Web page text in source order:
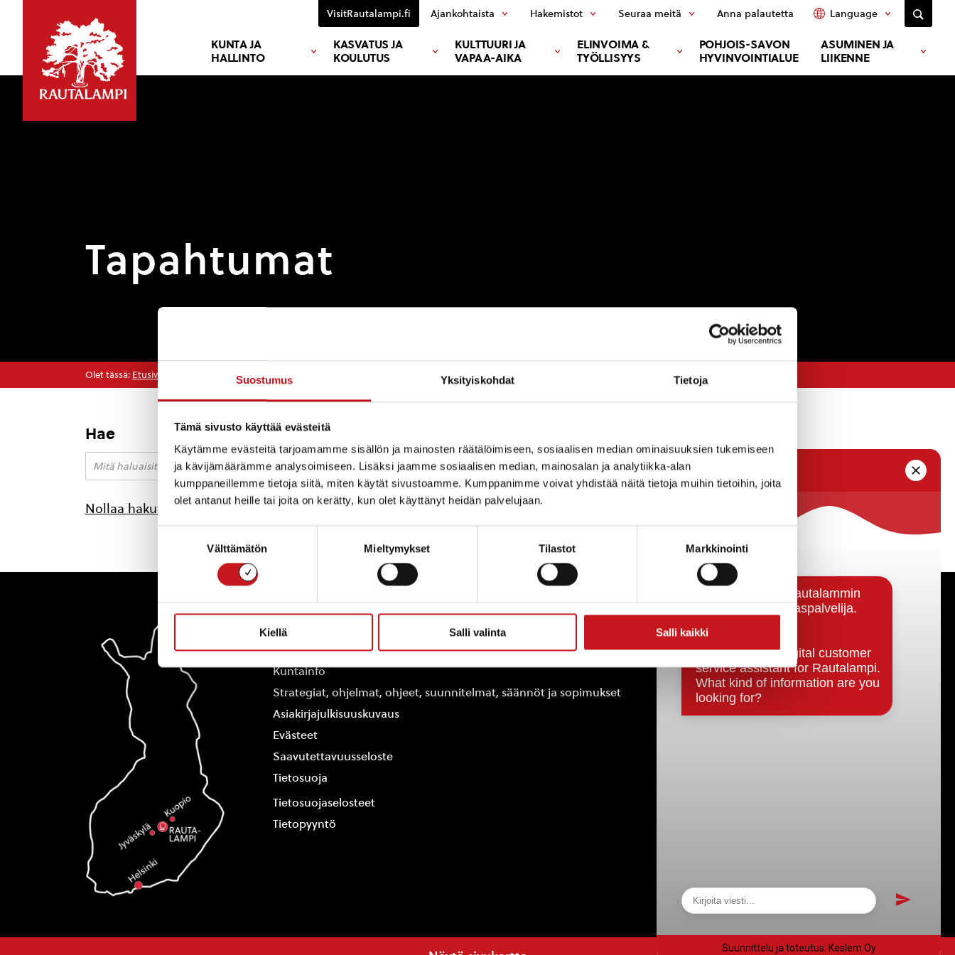
Suostumus Yksityiskohdat Tietoja
Tämä sivusto käyttää evästeitä
Käytämme evästeitä tarjoamamme sisällön ja mainosten räätälöimiseen, sosiaalisen median ominaisuuksien tukemiseen
ja kävijämäärämme analysoimiseen. Lisäksi jaamme sosiaalisen median, mainosalan ja analytiikka-alan
kumppaneillemme tietoja siitä, miten käytät sivustoamme. Kumppanimme voivat yhdistää näitä tietoja muihin tietoihin, joita
olet antanut heille tai joita on kerätty, kun olet käyttänyt heidän palvelujaan.
Välttämätön Mieltymykset Tilastot Markkinointi
Kiellä Salli valinta Salli kaikki
KUNTA JA
HALLINTO
KASVATUS JA
KOULUTUS
KULTTUURI JA
VAPAA-AIKA
ELINVOIMA &
TYÖLLISYYS
POHJOIS-SAVON
HYVINVOINTIALUE
ASUMINEN JA
LIIKENNE
VisitRautalampi.fi Ajankohtaista Hakemistot Seuraa meitä Anna palautetta Language
Tapahtumat
Olet tässä: Etusivu
Hae
Nollaa hakutulokset
Yhteystiedot
Kuntainfo
Strategiat, ohjelmat, ohjeet, suunnitelmat, säännöt ja sopimukset
Asiakirjajulkisuuskuvaus
Evästeet
Saavutettavuusseloste
Tietosuoja
Tietosuojaselosteet
Tietopyyntö
Päätökset, esityslistat & pöytäkirjat
Hallinto
Kunnanhallitus
Kunnanvaltuusto